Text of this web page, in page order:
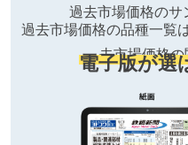
過去市場価格のサ
過去市場価格の品種一覧
去市場価格
電子版が選